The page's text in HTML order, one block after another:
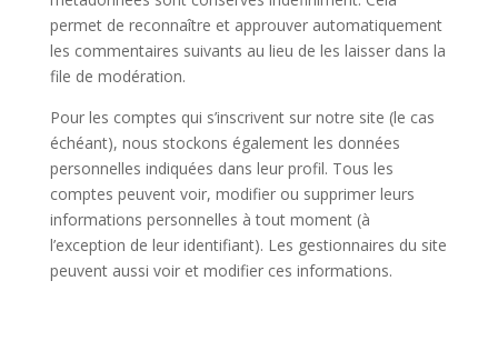
permet de reconnaître et approuver automatiquement
les commentaires suivants au lieu de les laisser dans la
file de modération.
Pour les comptes qui s’inscrivent sur notre site (le cas
échéant), nous stockons également les données
personnelles indiquées dans leur profil. Tous les
comptes peuvent voir, modifier ou supprimer leurs
informations personnelles à tout moment (à
l’exception de leur identifiant). Les gestionnaires du site
peuvent aussi voir et modifier ces informations.